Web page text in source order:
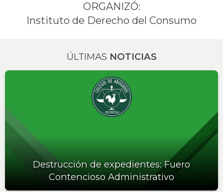
ORGANIZÓ:
Instituto de Derecho del Consumo
ÚLTIMAS NOTICIAS
Destrucción de expedientes: Fuero
Contencioso Administrativo